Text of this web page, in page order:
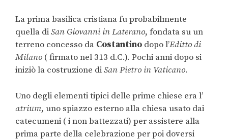
La prima basilica cristiana fu probabilmente
quella diSan Giovanni in Laterano, fondata su un
terreno concesso da Costantino dopo l’Editto di
Milano ( firmato nel 313 d.C.). Pochi anni dopo si
iniziò la costruzione diSan Pietro in Vaticano.
Uno degli elementi tipici delle prime chiese era l’
atrium, uno spiazzo esterno alla chiesa usato dai
catecumeni ( i non battezzati) per assistere alla
prima parte della celebrazione per poi doversi